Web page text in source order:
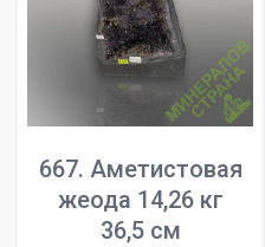
667. Аметистовая
жеода 14,26 кг
36,5 см